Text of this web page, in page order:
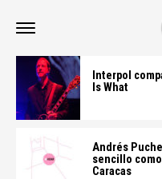
Interpol
Is What
Andrés
sencillo
Caracas